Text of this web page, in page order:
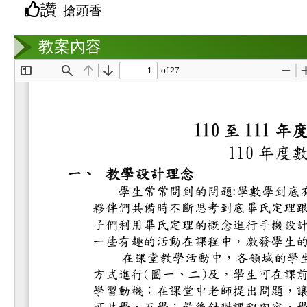
教案互動
讚 搶頭香
教案內容